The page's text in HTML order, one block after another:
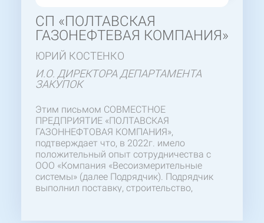
СП «ПОЛТАВСКАЯ
ГАЗОНЕФТЕВАЯ КОМПАНИЯ»
ЮРИЙ КОСТЕНКО
И.О. ДИРЕКТОРА ДЕПАРТАМЕНТА
ЗАКУПОК
Этим письмом СОВМЕСТНОЕ
ПРЕДПРИЯТИЕ «ПОЛТАВСКАЯ
ГАЗОННЕФТОВАЯ КОМПАНИЯ»,
подтверждает что, в 2022г. имело
положительный опыт сотрудничества с
ООО «Компания «Весоизмерительные
системы» (далее Подрядчик). Подрядчик
выполнил поставку, строительство,